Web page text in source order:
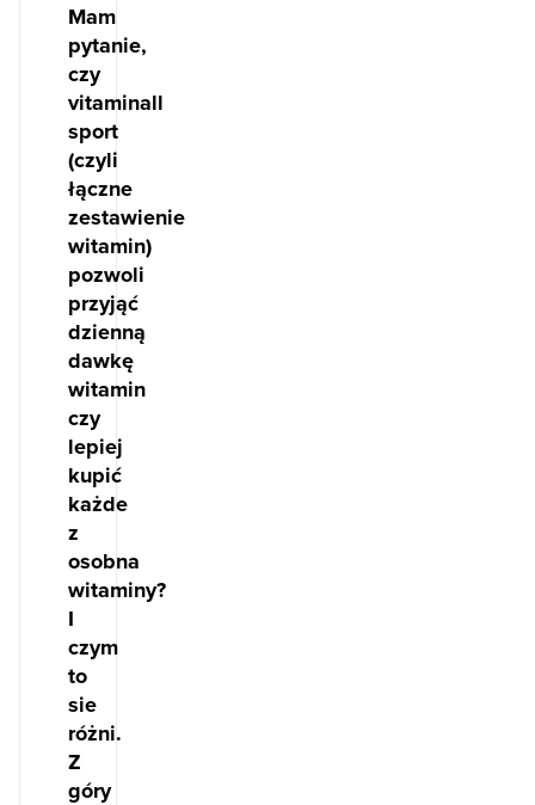
Mam
pytanie,
czy
vitaminall
sport
(czyli
łączne
zestawienie
witamin)
pozwoli
przyjąć
dzienną
dawkę
witamin
czy
lepiej
kupić
każde
z
osobna
witaminy?
I
czym
to
sie
różni.
Z
góry